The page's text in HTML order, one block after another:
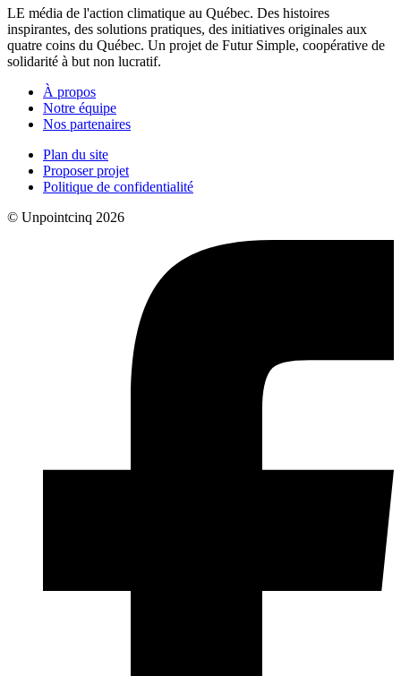
LE média de l'action climatique au Québec. Des histoires
inspirantes, des solutions pratiques, des initiatives originales aux
quatre coins du Québec. Un projet de Futur Simple, coopérative de
solidarité à but non lucratif.
À propos
Notre équipe
Nos partenaires
Plan du site
Proposer projet
Politique de confidentialité
© Unpointcinq 2026